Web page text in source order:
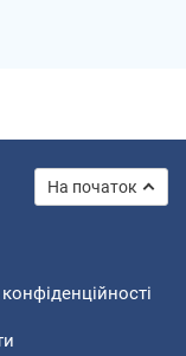
На початок